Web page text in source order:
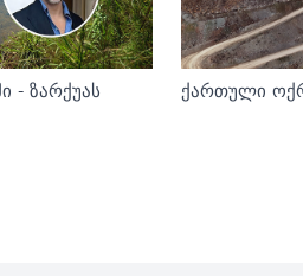
- ზარქუას
ქართული